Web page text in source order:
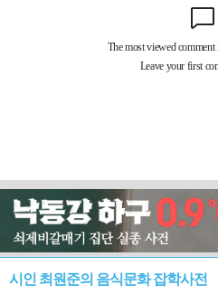
시인 최원준의 음식문화 잡학사전